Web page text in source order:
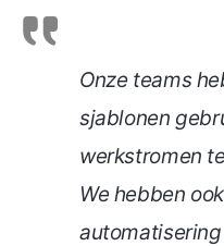
Onze teams
sjablonen
werkstromen
We hebben